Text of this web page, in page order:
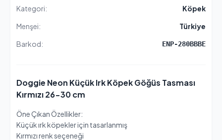
Kategori:
Köpek
Menşei:
Türkiye
Barkod:
ENP-280BBBE
Doggie Neon Küçük Irk Köpek Göğüs Tasması
Kırmızı 26-30 cm
Öne Çıkan Özellikler:
Küçük ırk köpekler için tasarlanmış
Kırmızı renk seçeneği